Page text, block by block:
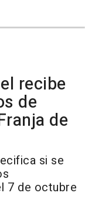
recibe
de
de
si se
7 de octubre